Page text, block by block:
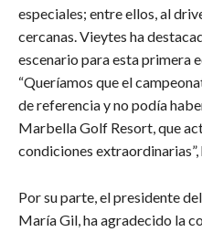
especiales; entre ellos, al
cercanas. Vieytes ha
escenario para esta primera
“Queríamos que el
de referencia y no podía
Marbella Golf Resort, que
condiciones
Por su parte, el presidente
María Gil, ha agradecido la